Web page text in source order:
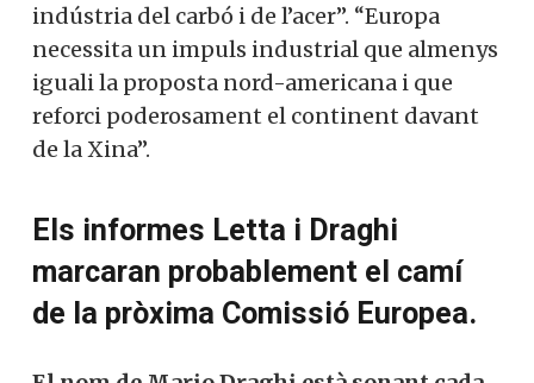
indústria del carbó i de l’acer”. “Europa
necessita un impuls industrial que almenys
iguali la proposta nord-americana i que
reforci poderosament el continent davant
de la Xina”.
Els informes Letta i Draghi
marcaran probablement el camí
de la pròxima Comissió Europea.